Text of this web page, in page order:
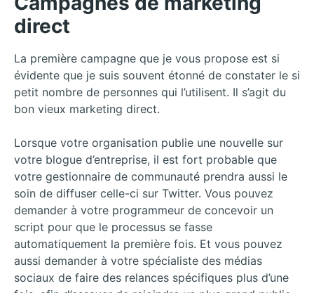
direct
La première campagne que je vous propose est si
évidente que je suis souvent étonné de constater le si
petit nombre de personnes qui l’utilisent. Il s’agit du
bon vieux marketing direct.
Lorsque votre organisation publie une nouvelle sur
votre blogue d’entreprise, il est fort probable que
votre gestionnaire de communauté prendra aussi le
soin de diffuser celle-ci sur Twitter. Vous pouvez
demander à votre programmeur de concevoir un
script pour que le processus se fasse
automatiquement la première fois. Et vous pouvez
aussi demander à votre spécialiste des médias
sociaux de faire des relances spécifiques plus d’une